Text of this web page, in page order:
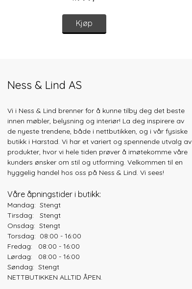
Kjøp
Ness & Lind AS
Vi i Ness & Lind brenner for å kunne tilby deg det beste
innen møbler, belysning og interiør! La deg inspirere av
de nyeste trendene, både i nettbutikken, og i vår fysiske
butikk i Harstad. Vi har et variert og spennende utvalg av
produkter, hvor vi hele tiden prøver å imøtekomme våre
kunders ønsker om stil og utforming. Velkommen til en
hyggelig handel hos oss på Ness & Lind. Vi sees!
Våre åpningstider i butikk:
Mandag: Stengt
Tirsdag: Stengt
Onsdag: Stengt
Torsdag: 08:00 - 16:00
Fredag: 08:00 - 16:00
Lørdag: 08:00 - 16:00
Søndag: Stengt
NETTBUTIKKEN ALLTID ÅPEN.